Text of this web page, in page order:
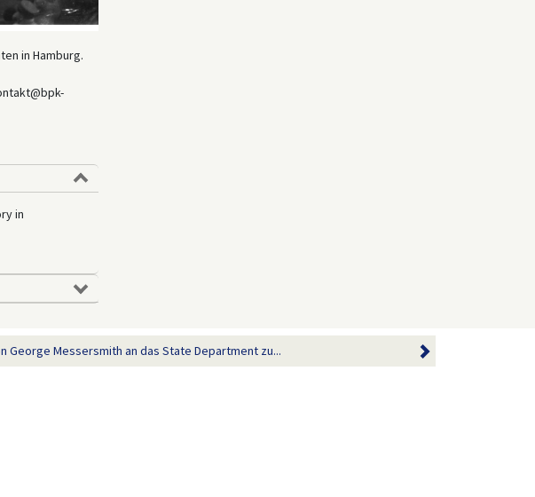
in Hamburg.
in
George Messersmith an das State Department zu...